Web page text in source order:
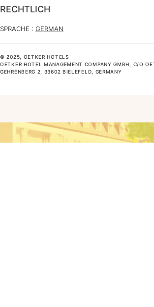
RECHTLICH
SPRACHE : GERMAN
© 2025, OETKER HOTELS
OETKER HOTEL MANAGEMENT COMPANY GMBH, C/O
GEHRENBERG 2, 33602 BIELEFELD, GERMANY